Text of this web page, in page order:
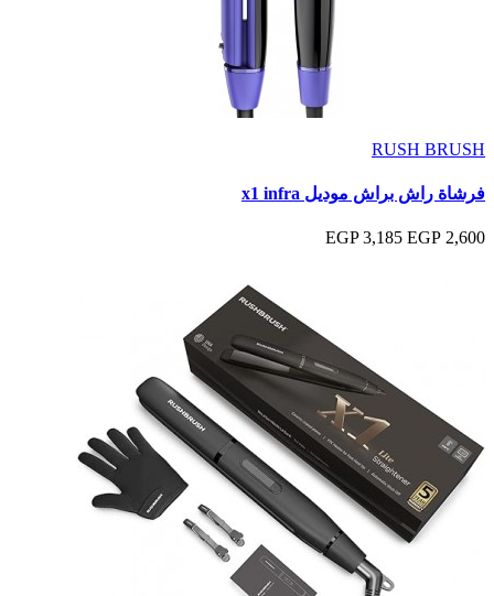
RUSH BRUSH
فرشاة راش براش موديل x1 infra
2,600 EGP
3,185 EGP